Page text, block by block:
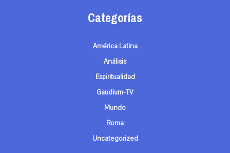
Categorías
América Latina
Análisis
Espiritualidad
Gaudium-TV
Mundo
Roma
Uncategorized